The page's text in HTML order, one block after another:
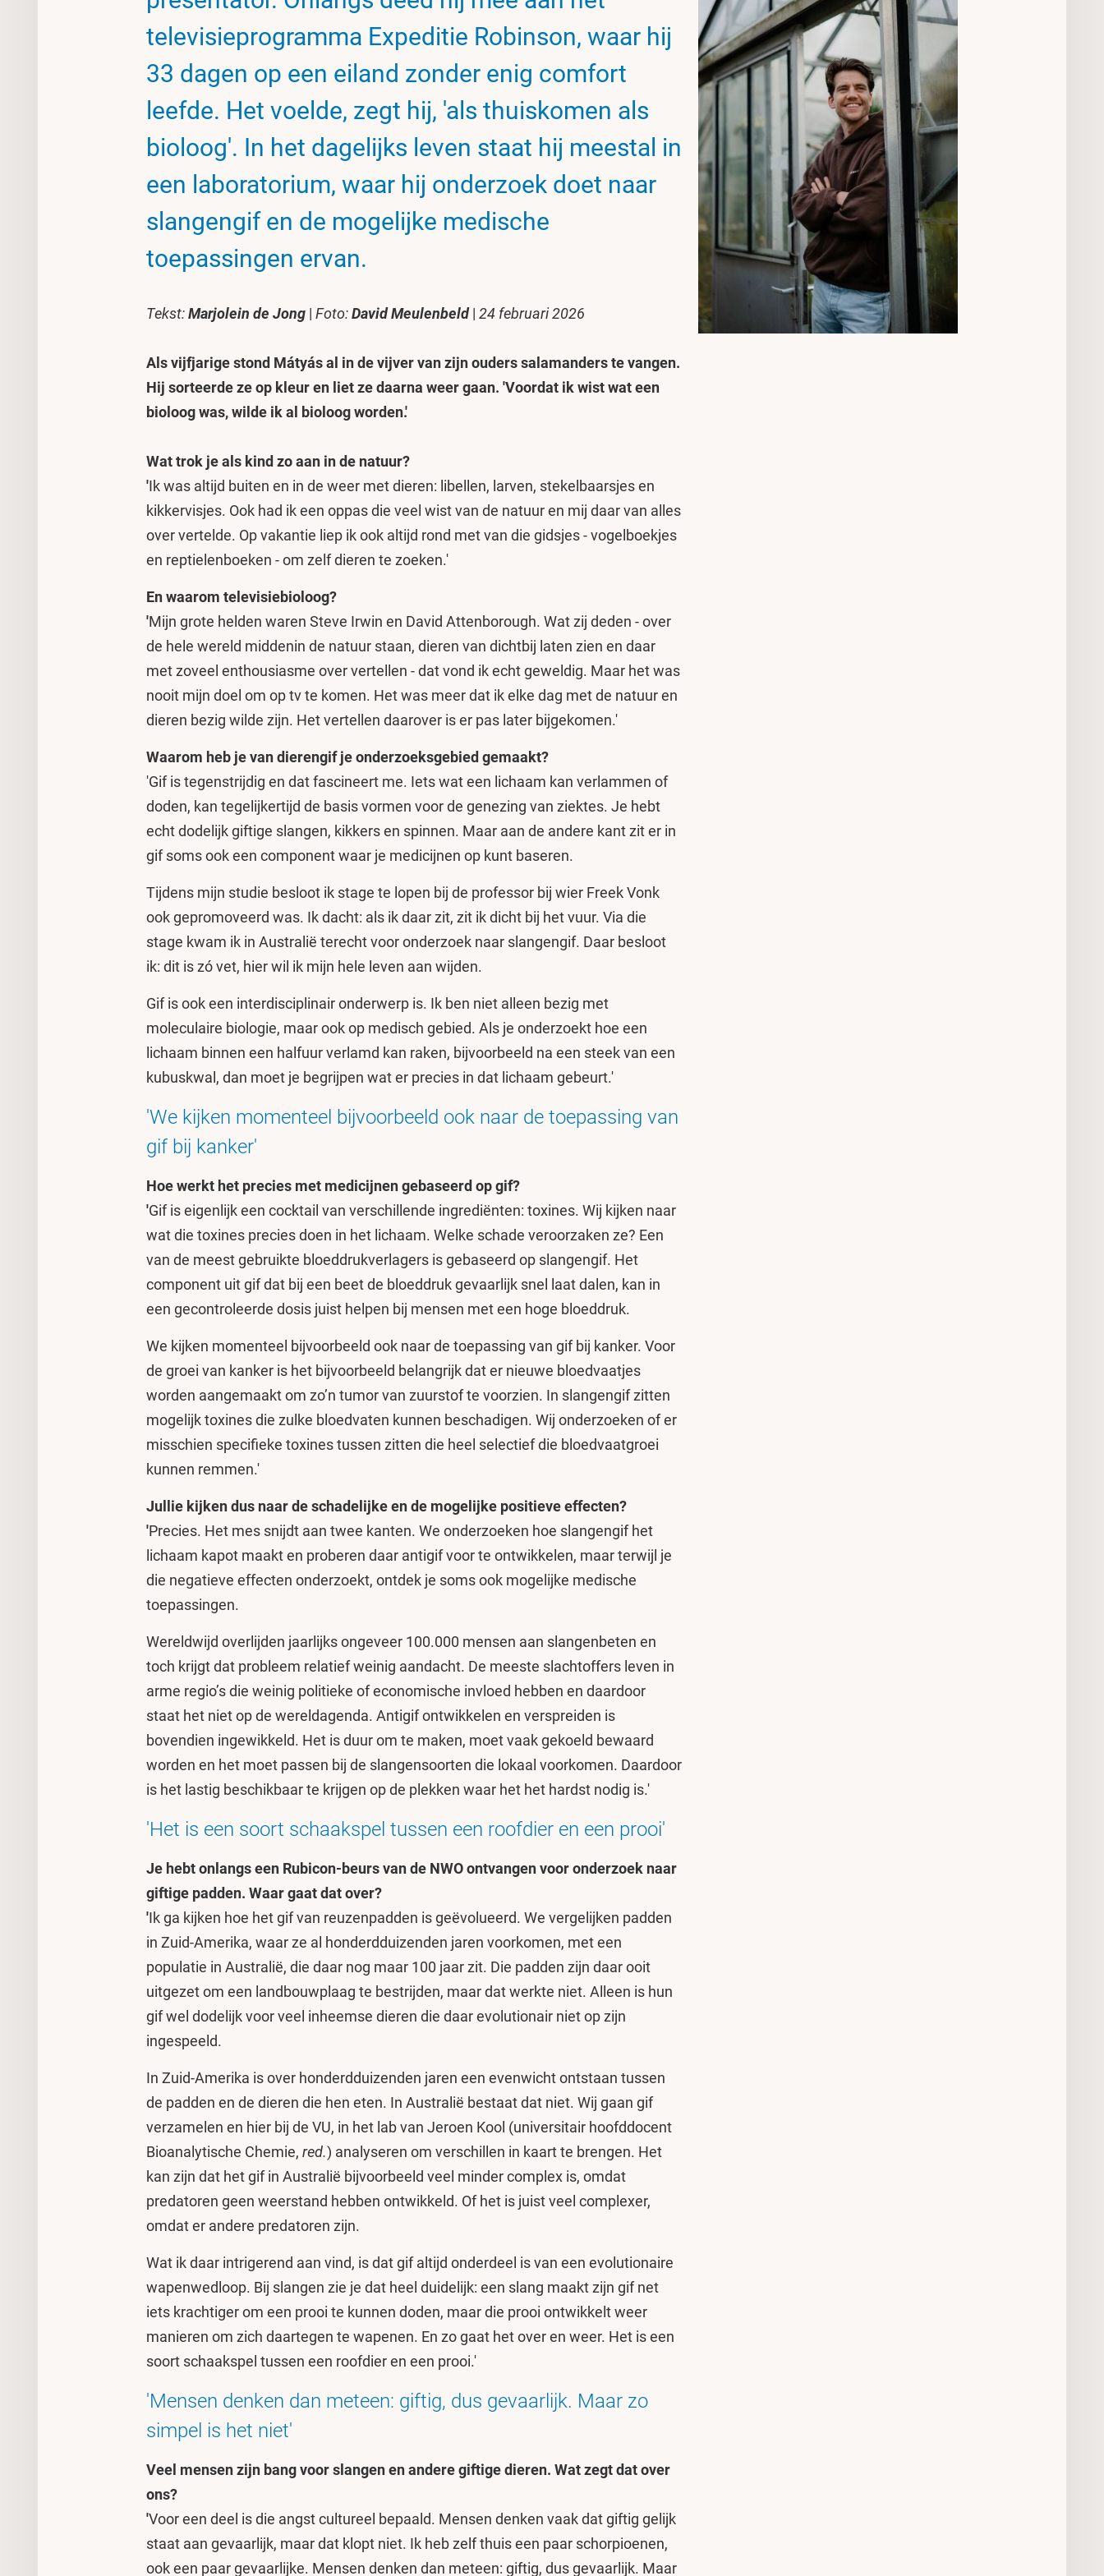
televisieprogramma Expeditie Robinson, waar hij
33 dagen op een eiland zonder enig comfort
leefde. Het voelde, zegt hij, 'als thuiskomen als
bioloog'. In het dagelijks leven staat hij meestal in
een laboratorium, waar hij onderzoek doet naar
slangengif en de mogelijke medische
toepassingen ervan.
Tekst:Marjolein de Jong | Foto:David Meulenbeld| 24 februari 2026
Als vijfjarige stond Mátyás al in de vijver van zijn ouders salamanders te vangen.
Hij sorteerde ze op kleur en liet ze daarna weer gaan. 'Voordat ik wist wat een
bioloog was, wilde ik al bioloog worden.'
Wat trok je als kind zo aan in de natuur?
'Ik was altijd buiten en in de weer met dieren: libellen, larven, stekelbaarsjes en
kikkervisjes. Ook had ik een oppas die veel wist van de natuur en mij daar van alles
over vertelde. Op vakantie liep ik ook altijd rond met van die gidsjes - vogelboekjes
en reptielenboeken - om zelf dieren te zoeken.'
En waarom televisiebioloog?
'Mijn grote helden waren Steve Irwin en David Attenborough. Wat zij deden - over
de hele wereld middenin de natuur staan, dieren van dichtbij laten zien en daar
met zoveel enthousiasme over vertellen - dat vond ik echt geweldig. Maar het was
nooit mijn doel om op tv te komen. Het was meer dat ik elke dag met de natuur en
dieren bezig wilde zijn. Het vertellen daarover is er pas later bijgekomen.'
Waarom heb je van dierengif je onderzoeksgebied gemaakt?
'Gif is tegenstrijdig en dat fascineert me. Iets wat een lichaam kan verlammen of
doden, kan tegelijkertijd de basis vormen voor de genezing van ziektes. Je hebt
echt dodelijk giftige slangen, kikkers en spinnen. Maar aan de andere kant zit er in
gif soms ook een component waar je medicijnen op kunt baseren.
Tijdens mijn studie besloot ik stage te lopen bij de professor bij wier Freek Vonk
ook gepromoveerd was. Ik dacht: als ik daar zit, zit ik dicht bij het vuur. Via die
stage kwam ik in Australië terecht voor onderzoek naar slangengif. Daar besloot
ik: dit is zó vet, hier wil ik mijn hele leven aan wijden.
Gif is ook een interdisciplinair onderwerp is. Ik ben niet alleen bezig met
moleculaire biologie, maar ook op medisch gebied. Als je onderzoekt hoe een
lichaam binnen een halfuur verlamd kan raken, bijvoorbeeld na een steek van een
kubuskwal, dan moet je begrijpen wat er precies in dat lichaam gebeurt.'
'We kijken momenteel bijvoorbeeld ook naar de toepassing van
gif bij kanker'
Hoe werkt het precies met medicijnen gebaseerd op gif?
'Gif is eigenlijk een cocktail van verschillende ingrediënten: toxines. Wij kijken naar
wat die toxines precies doen in het lichaam. Welke schade veroorzaken ze? Een
van de meest gebruikte bloeddrukverlagers is gebaseerd op slangengif. Het
component uit gif dat bij een beet de bloeddruk gevaarlijk snel laat dalen, kan in
een gecontroleerde dosis juist helpen bij mensen met een hoge bloeddruk.
We kijken momenteel bijvoorbeeld ook naar de toepassing van gif bij kanker. Voor
de groei van kanker is het bijvoorbeeld belangrijk dat er nieuwe bloedvaatjes
worden aangemaakt om zo’n tumor van zuurstof te voorzien. In slangengif zitten
mogelijk toxines die zulke bloedvaten kunnen beschadigen. Wij onderzoeken of er
misschien specifieke toxines tussen zitten die heel selectief die bloedvaatgroei
kunnen remmen.'
Jullie kijken dus naar de schadelijke en de mogelijke positieve effecten?
'Precies. Het mes snijdt aan twee kanten. We onderzoeken hoe slangengif het
lichaam kapot maakt en proberen daar antigif voor te ontwikkelen, maar terwijl je
die negatieve effecten onderzoekt, ontdek je soms ook mogelijke medische
toepassingen.
Wereldwijd overlijden jaarlijks ongeveer 100.000 mensen aan slangenbeten en
toch krijgt dat probleem relatief weinig aandacht. De meeste slachtoffers leven in
arme regio’s die weinig politieke of economische invloed hebben en daardoor
staat het niet op de wereldagenda. Antigif ontwikkelen en verspreiden is
bovendien ingewikkeld. Het is duur om te maken, moet vaak gekoeld bewaard
worden en het moet passen bij de slangensoorten die lokaal voorkomen. Daardoor
is het lastig beschikbaar te krijgen op de plekken waar het het hardst nodig is.'
'Het is een soort schaakspel tussen een roofdier en een prooi'
Je hebt onlangs een Rubicon-beurs van de NWO ontvangen voor onderzoek naar
giftige padden. Waar gaat dat over?
'Ik ga kijken hoe het gif van reuzenpadden is geëvolueerd. We vergelijken padden
in Zuid-Amerika, waar ze al honderdduizenden jaren voorkomen, met een
populatie in Australië, die daar nog maar 100 jaar zit. Die padden zijn daar ooit
uitgezet om een landbouwplaag te bestrijden, maar dat werkte niet. Alleen is hun
gif wel dodelijk voor veel inheemse dieren die daar evolutionair niet op zijn
ingespeeld.
In Zuid-Amerika is over honderdduizenden jaren een evenwicht ontstaan tussen
de padden en de dieren die hen eten. In Australië bestaat dat niet. Wij gaan gif
verzamelen en hier bij de VU, in het lab van Jeroen Kool (universitair hoofddocent
Bioanalytische Chemie, red.) analyseren om verschillen in kaart te brengen. Het
kan zijn dat het gif in Australië bijvoorbeeld veel minder complex is, omdat
predatoren geen weerstand hebben ontwikkeld. Of het is juist veel complexer,
omdat er andere predatoren zijn.
Wat ik daar intrigerend aan vind, is dat gif altijd onderdeel is van een evolutionaire
wapenwedloop. Bij slangen zie je dat heel duidelijk: een slang maakt zijn gif net
iets krachtiger om een prooi te kunnen doden, maar die prooi ontwikkelt weer
manieren om zich daartegen te wapenen. En zo gaat het over en weer. Het is een
soort schaakspel tussen een roofdier en een prooi.'
'Mensen denken dan meteen: giftig, dus gevaarlijk. Maar zo
simpel is het niet'
Veel mensen zijn bang voor slangen en andere giftige dieren. Wat zegt dat over
ons?
'Voor een deel is die angst cultureel bepaald. Mensen denken vaak dat giftig gelijk
staat aan gevaarlijk, maar dat klopt niet. Ik heb zelf thuis een paar schorpioenen,
ook een paar gevaarlijke. Mensen denken dan meteen: giftig, dus gevaarlijk. Maar